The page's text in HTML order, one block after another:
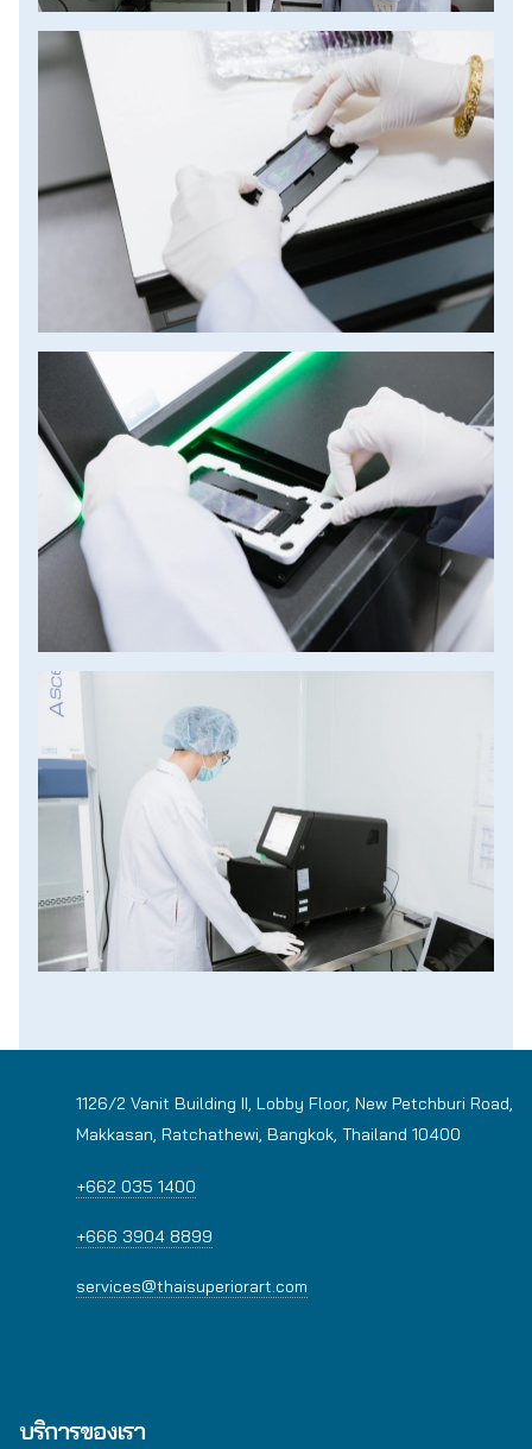
1126/2 Vanit Building II, Lobby Floor, New Petchburi Road,
Makkasan, Ratchathewi, Bangkok, Thailand 10400
+662 035 1400
+666 3904 8899
services@thaisuperiorart.com
บริการของเรา